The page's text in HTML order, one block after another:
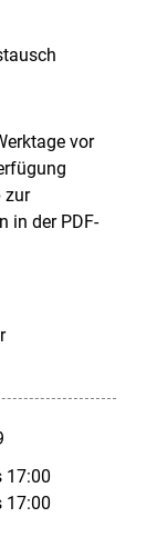
vor
zur
in der PDF-
17:00
17:00